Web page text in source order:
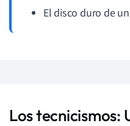
El disco duro de
Los tecnicismos: